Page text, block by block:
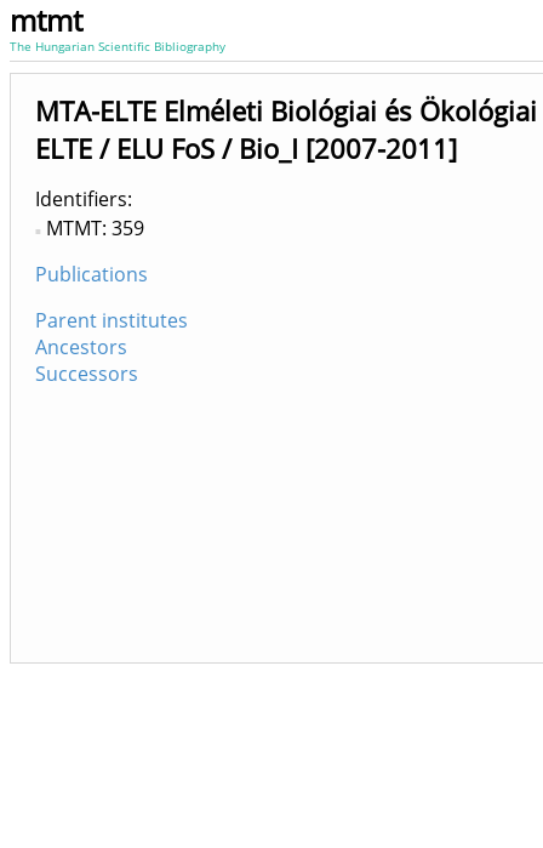
mtmt
The Hungarian Scientific Bibliography
MTA-ELTE Elméleti Biológiai és
ELTE / ELU FoS / Bio_I [2007-2011]
Identifiers
MTMT: 359
Publications
Parent institutes
Ancestors
Successors